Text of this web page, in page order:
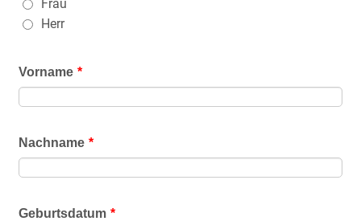
Frau
Herr
Vorname *
Nachname *
Geburtsdatum *